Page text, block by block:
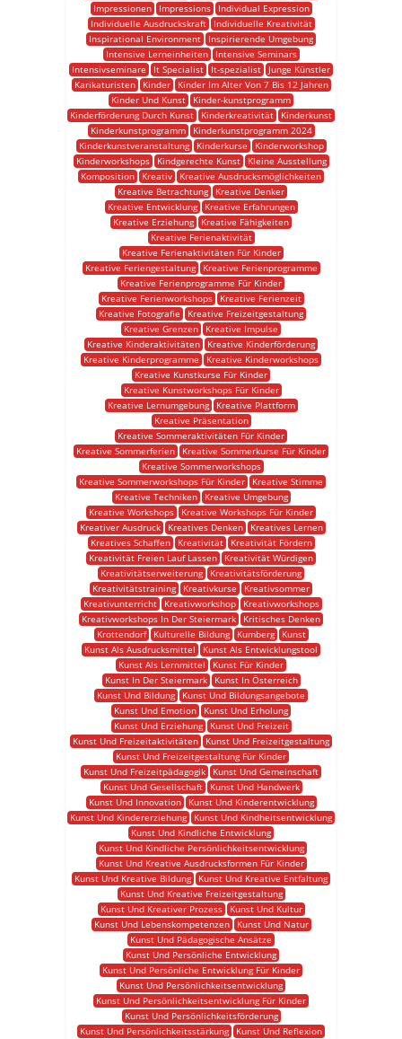
Impressionen
Impressions
Individual Expression
Individuelle Ausdruckskraft
Individuelle Kreativität
Inspirational Environment
Inspirierende Umgebung
Intensive Lerneinheiten
Intensive Seminars
Intensivseminare
It Specialist It-spezialist
Junge Künstler
Karikaturisten
Kinder
Kinder Im Alter Von 7 Bis 12 Jahren
Kinder Und Kunst
Kinder-kunstprogramm
Kinderförderung Durch Kunst
Kinderkreativität
Kinderkunst
Kinderkunstprogramm
Kinderkunstprogramm 2024
Kinderkunstveranstaltung
Kinderkurse
Kinderworkshop
Kinderworkshops
Kindgerechte Kunst
Kleine Ausstellung
Komposition
Kreativ
Kreative Ausdrucksmöglichkeiten
Kreative Betrachtung
Kreative Denker
Kreative Entwicklung
Kreative Erfahrungen
Kreative Erziehung
Kreative Fähigkeiten
Kreative Ferienaktivität
Kreative Ferienaktivitäten Für Kinder
Kreative Feriengestaltung
Kreative Ferienprogramme
Kreative Ferienprogramme Für Kinder
Kreative Ferienworkshops
Kreative Ferienzeit
Kreative Fotografie
Kreative Freizeitgestaltung
Kreative Grenzen
Kreative Impulse
Kreative Kinderaktivitäten
Kreative Kinderförderung
Kreative Kinderprogramme
Kreative Kinderworkshops
Kreative Kunstkurse Für Kinder
Kreative Kunstworkshops Für Kinder
Kreative Lernumgebung
Kreative Plattform
Kreative Präsentation
Kreative Sommeraktivitäten Für Kinder
Kreative Sommerferien
Kreative Sommerkurse Für Kinder
Kreative Sommerworkshops
Kreative Sommerworkshops Für Kinder
Kreative Stimme
Kreative Techniken
Kreative Umgebung
Kreative Workshops
Kreative Workshops Für Kinder
Kreativer Ausdruck
Kreatives Denken
Kreatives Lernen
Kreatives Schaffen
Kreativität
Kreativität Fördern
Kreativität Freien Lauf Lassen
Kreativität Würdigen
Kreativitätserweiterung
Kreativitätsförderung
Kreativitätstraining
Kreativkurse
Kreativsommer
Kreativunterricht
Kreativworkshop
Kreativworkshops
Kreativworkshops In Der Steiermark
Kritisches Denken
Krottendorf
Kulturelle Bildung Kumberg
Kunst
Kunst Als Ausdrucksmittel
Kunst Als Entwicklungstool
Kunst Als Lernmittel
Kunst Für Kinder
Kunst In Der Steiermark
Kunst In Österreich
Kunst Und Bildung
Kunst Und Bildungsangebote
Kunst Und Emotion
Kunst Und Erholung
Kunst Und Erziehung
Kunst Und Freizeit
Kunst Und Freizeitaktivitäten
Kunst Und Freizeitgestaltung
Kunst Und Freizeitgestaltung Für Kinder
Kunst Und Freizeitpädagogik
Kunst Und Gemeinschaft
Kunst Und Gesellschaft
Kunst Und Handwerk
Kunst Und Innovation
Kunst Und Kinderentwicklung
Kunst Und Kindererziehung
Kunst Und Kindheitsentwicklung
Kunst Und Kindliche Entwicklung
Kunst Und Kindliche Persönlichkeitsentwicklung
Kunst Und Kreative Ausdrucksformen Für Kinder
Kunst Und Kreative Bildung
Kunst Und Kreative Entfaltung
Kunst Und Kreative Freizeitgestaltung
Kunst Und Kreativer Prozess
Kunst Und Kultur
Kunst Und Lebenskompetenzen
Kunst Und Natur
Kunst Und Pädagogische Ansätze
Kunst Und Persönliche Entwicklung
Kunst Und Persönliche Entwicklung Für Kinder
Kunst Und Persönlichkeitsentwicklung
Kunst Und Persönlichkeitsentwicklung Für Kinder
Kunst Und Persönlichkeitsförderung
Kunst Und Persönlichkeitsstärkung
Kunst Und Reflexion